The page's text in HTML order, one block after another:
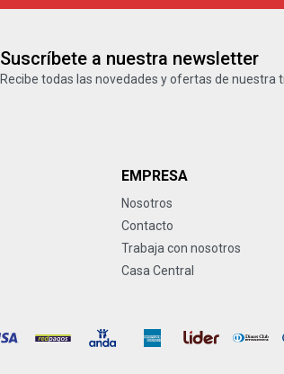
Suscríbete a nuestra newsletter
Recibe todas las novedades y ofertas de nuestra
EMPRESA
Nosotros
Contacto
Trabaja con nosotros
Casa Central